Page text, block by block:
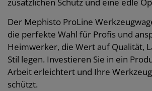
zusätzlichen Schutz und eine edle
Der Mephisto ProLine
die perfekte Wahl für Profis und
Heimwerker, die Wert auf Qualität,
Stil legen. Investieren Sie in ein
Arbeit erleichtert und Ihre
schützt.